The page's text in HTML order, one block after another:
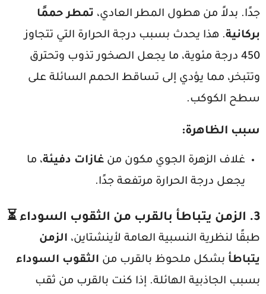
جدًا. بدلاً من هطول المطر العادي، تمطر حممًا
بركانية. هذا يحدث بسبب درجة الحرارة التي تتجاوز
450 درجة مئوية، ما يجعل الصخور تذوب وتحترق
وتتبخر، مما يؤدي إلى تساقط الحمم السائلة على
سطح الكوكب.
سبب الظاهرة:
غلاف الزهرة الجوي مكون من غازات دفيئة، ما
يجعل درجة الحرارة مرتفعة جدًا.
3. الزمن يتباطأ بالقرب من الثقوب السوداء ⏳
طبقًا لنظرية النسبية العامة لأينشتاين، الزمن
يتباطأ بشكل ملحوظ بالقرب من الثقوب السوداء
بسبب الجاذبية الهائلة. إذا كنت بالقرب من ثقب